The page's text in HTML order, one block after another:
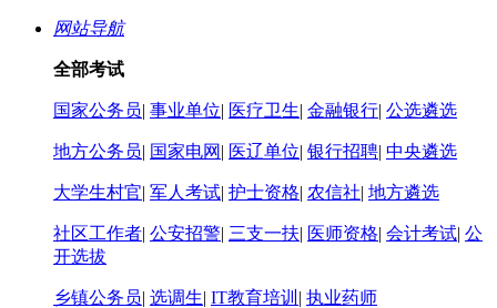
网站导航
全部考试
国家公务员| 事业单位| 医疗卫生| 金融银行| 公选遴选
地方公务员| 国家电网 | 医辽单位| 银行招聘| 中央遴选
大学生村官| 军人考试| 护士资格| 农信社| 地方遴选
社区工作者| 公安招警| 三支一扶| 医师资格| 会计考试| 公
开选拔
乡镇公务员| 选调生| IT教育培训 | 执业药师